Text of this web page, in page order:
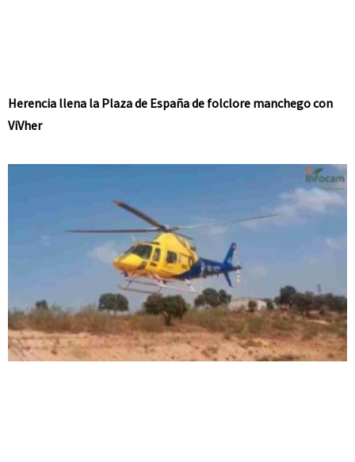
Herencia llena la Plaza de España de folclore manchego con
ViVher